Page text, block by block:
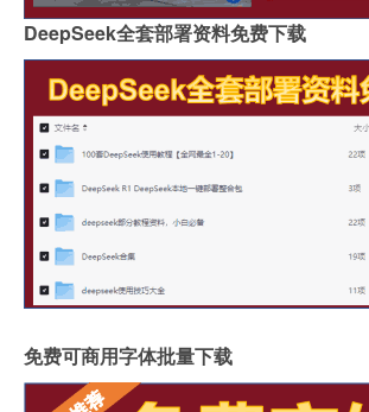
DeepSeek全套部署资料免费下载
免费可商用字体批量下载